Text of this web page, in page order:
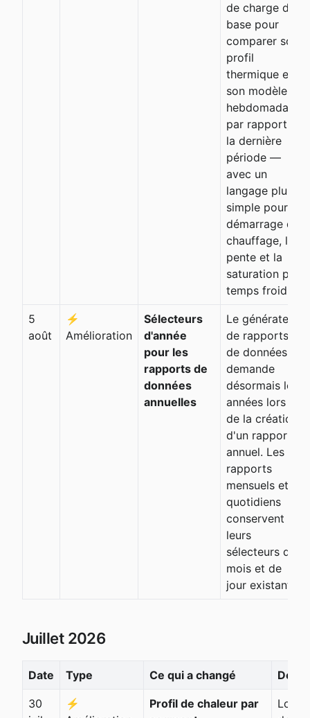
de charge de
base pour
comparer son
profil
thermique et
son modèle
hebdomadaire
par rapport à
la dernière
période —
avec un
langage plus
simple pour le
démarrage du
chauffage, la
pente et la
saturation par
temps froid.
5
août
⚡
Amélioration
Sélecteurs
d'année
pour les
rapports de
données
annuelles
Le générateur
de rapports
de données
demande
désormais les
années lors
de la création
d'un rapport
annuel. Les
rapports
mensuels et
quotidiens
conservent
leurs
sélecteurs de
mois et de
jour existants.
Juillet 2026
Date Type Ce qui a changé
30
⚡
Profil de chaleur par